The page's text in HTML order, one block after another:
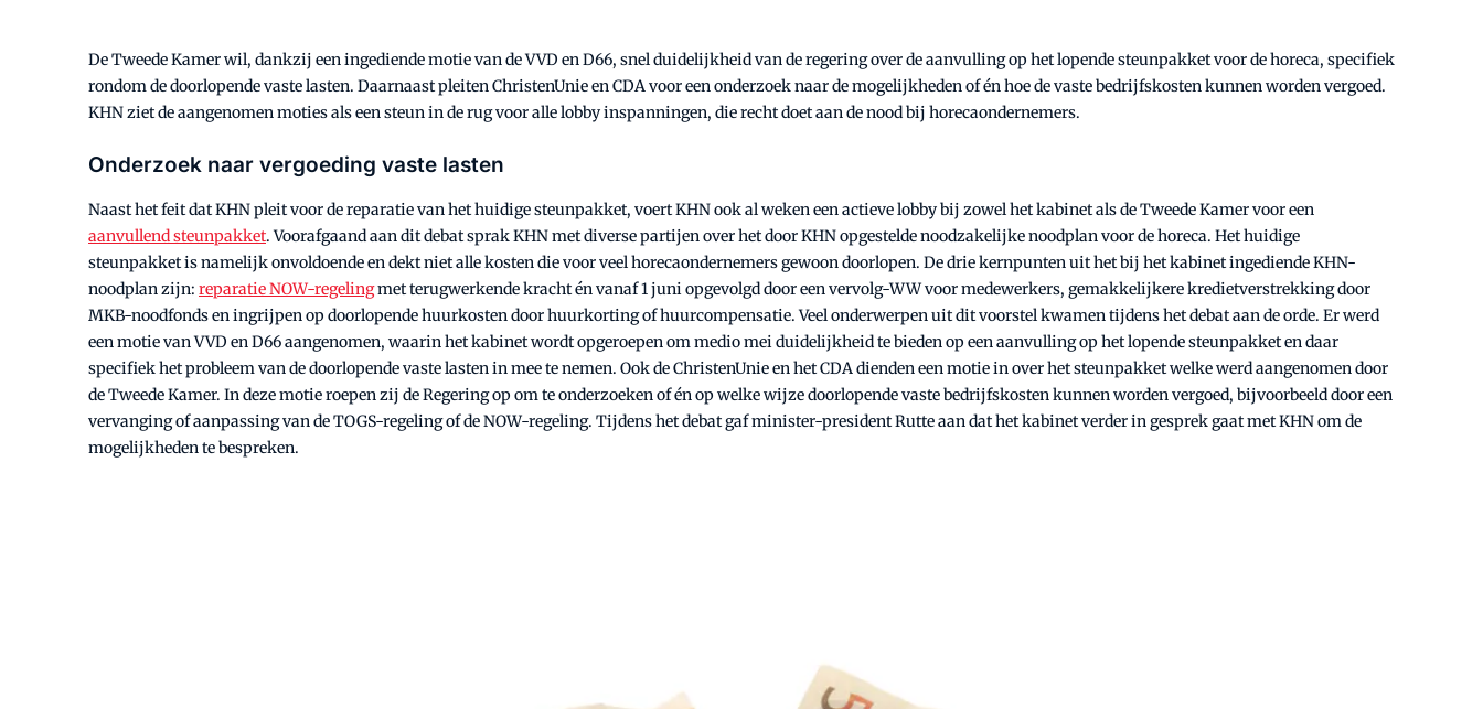
De Tweede Kamer wil, dankzij een ingediende motie van de VVD en D66, snel duidelijkheid van de regering over de aanvulling op het lopende steunpakket voor de horeca, specifiek
rondom de doorlopende vaste lasten. Daarnaast pleiten ChristenUnie en CDA voor een onderzoek naar de mogelijkheden of én hoe de vaste bedrijfskosten kunnen worden vergoed.
KHN ziet de aangenomen moties als een steun in de rug voor alle lobby inspanningen, die recht doet aan de nood bij horecaondernemers.
Onderzoek naar vergoeding vaste lasten
Naast het feit dat KHN pleit voor de reparatie van het huidige steunpakket, voert KHN ook al weken een actieve lobby bij zowel het kabinet als de Tweede Kamer voor een
aanvullend steunpakket. Voorafgaand aan dit debat sprak KHN met diverse partijen over het door KHN opgestelde noodzakelijke noodplan voor de horeca. Het huidige
steunpakket is namelijk onvoldoende en dekt niet alle kosten die voor veel horecaondernemers gewoon doorlopen. De drie kernpunten uit het bij het kabinet ingediende KHN-
noodplan zijn: reparatie NOW-regelingmet terugwerkende kracht én vanaf 1 juni opgevolgd door een vervolg-WW voor medewerkers, gemakkelijkere kredietverstrekking door
MKB-noodfonds en ingrijpen op doorlopende huurkosten door huurkorting of huurcompensatie. Veel onderwerpen uit dit voorstel kwamen tijdens het debat aan de orde. Er werd
een motie van VVD en D66 aangenomen, waarin het kabinet wordt opgeroepen om medio mei duidelijkheid te bieden op een aanvulling op het lopende steunpakket en daar
specifiek het probleem van de doorlopende vaste lasten in mee te nemen. Ook de ChristenUnie en het CDA dienden een motie in over het steunpakket welke werd aangenomen door
de Tweede Kamer. In deze motie roepen zij de Regering op om te onderzoeken of én op welke wijze doorlopende vaste bedrijfskosten kunnen worden vergoed, bijvoorbeeld door een
vervanging of aanpassing van de TOGS-regeling of de NOW-regeling. Tijdens het debat gaf minister-president Rutte aan dat het kabinet verder in gesprek gaat met KHN om de
mogelijkheden te bespreken.